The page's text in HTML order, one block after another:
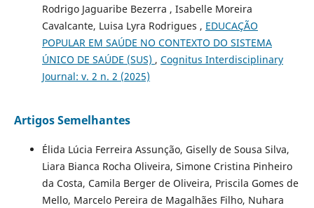
Rodrigo Jaguaribe Bezerra , Isabelle Moreira
Cavalcante, Luisa Lyra Rodrigues , EDUCAÇÃO
POPULAR EM SAÚDE NO CONTEXTO DO SISTEMA
ÚNICO DE SAÚDE (SUS) , Cognitus Interdisciplinary
Journal: v. 2 n. 2 (2025)
Artigos Semelhantes
Élida Lúcia Ferreira Assunção, Giselly de Sousa Silva,
Liara Bianca Rocha Oliveira, Simone Cristina Pinheiro
da Costa, Camila Berger de Oliveira, Priscila Gomes de
Mello, Marcelo Pereira de Magalhães Filho, Nuhara